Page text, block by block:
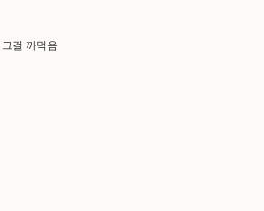
걸 까먹음